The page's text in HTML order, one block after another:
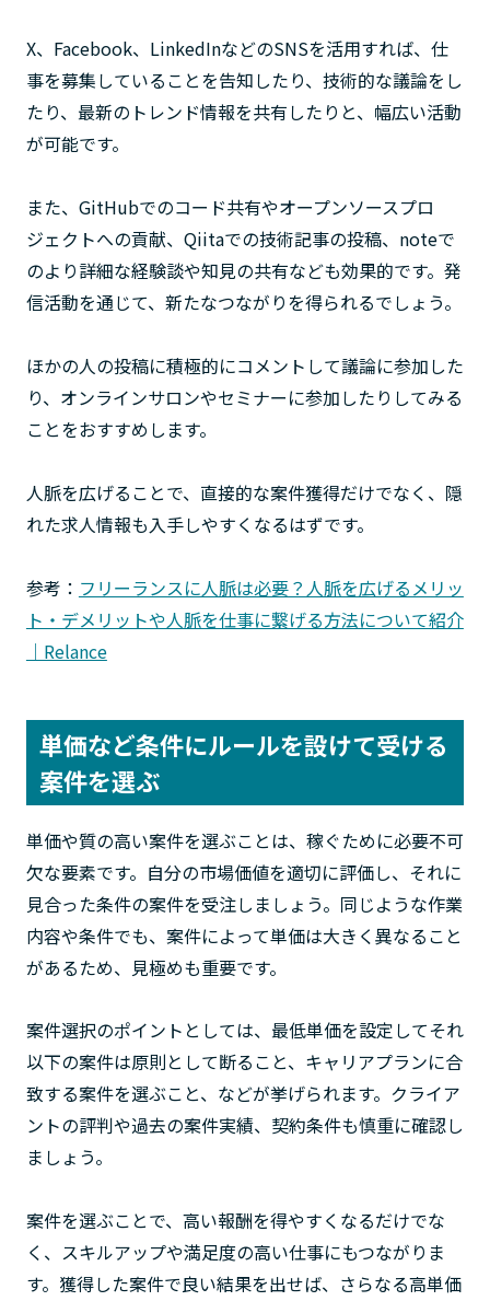
X、Facebook、LinkedInなどのSNSを活用すれば、仕
事を募集していることを告知したり、技術的な議論をし
たり、最新のトレンド情報を共有したりと、幅広い活動
が可能です。
また、GitHubでのコード共有やオープンソースプロ
ジェクトへの貢献、Qiitaでの技術記事の投稿、noteで
のより詳細な経験談や知見の共有なども効果的です。発
信活動を通じて、新たなつながりを得られるでしょう。
ほかの人の投稿に積極的にコメントして議論に参加した
り、オンラインサロンやセミナーに参加したりしてみる
ことをおすすめします。
人脈を広げることで、直接的な案件獲得だけでなく、隠
れた求人情報も入手しやすくなるはずです。
参考： フリーランスに人脈は必要？人脈を広げるメリッ
ト・デメリットや人脈を仕事に繋げる方法について紹介
｜Relance
単価など条件にルールを設けて受ける
案件を選ぶ
単価や質の高い案件を選ぶことは、稼ぐために必要不可
欠な要素です。自分の市場価値を適切に評価し、それに
見合った条件の案件を受注しましょう。同じような作業
内容や条件でも、案件によって単価は大きく異なること
があるため、見極めも重要です。
案件選択のポイントとしては、最低単価を設定してそれ
以下の案件は原則として断ること、キャリアプランに合
致する案件を選ぶこと、などが挙げられます。クライア
ントの評判や過去の案件実績、契約条件も慎重に確認し
ましょう。
案件を選ぶことで、高い報酬を得やすくなるだけでな
く、スキルアップや満足度の高い仕事にもつながりま
す。獲得した案件で良い結果を出せば、さらなる高単価